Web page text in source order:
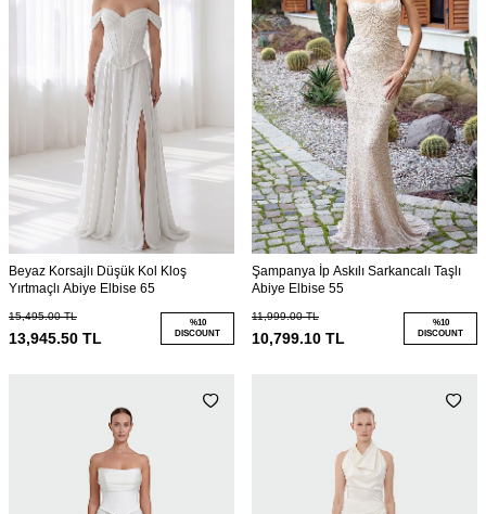
Beyaz Korsajlı Düşük Kol Kloş
Yırtmaçlı Abiye Elbise 65
15,495.00TL
13,945.50 TL
%10
DISCOUNT
Şampanya İp Askılı Sarkancalı Taşlı
Abiye Elbise 55
11,999.00TL
10,799.10 TL
%10
DISCOUNT